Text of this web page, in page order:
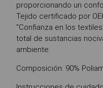
proporcionando un
Tejido certificado por
"Confianza en los
total de sustancias
ambiente.
Composición: 90%